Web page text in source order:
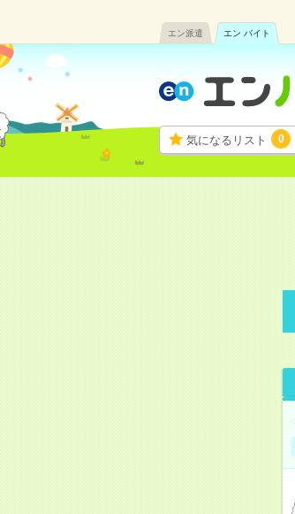
エン派遣 エン バイト
気になるリスト 0